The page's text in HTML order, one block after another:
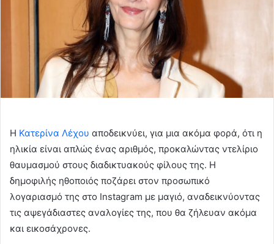
Η Κατερίνα Λέχου αποδεικνύει, για μια ακόμα φορά, ότι η
ηλικία είναι απλώς ένας αριθμός, προκαλώντας ντελίριο
θαυμασμού στους διαδικτυακούς φίλους της. Η
δημοφιλής ηθοποιός ποζάρει στον προσωπικό
λογαριασμό της στο Instagram με μαγιό, αναδεικνύοντας
τις αψεγάδιαστες αναλογίες της, που θα ζήλευαν ακόμα
και εικοσάχρονες.